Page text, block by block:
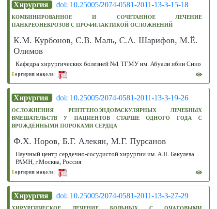
Хирургия doi: 10.25005/2074-0581-2011-13-3-15-18
КОМБИНИРОВАННОЕ И СОЧЕТАННОЕ ЛЕЧЕНИЕ
ПАНКРЕОНЕКРОЗОВ С ПРОФИЛАКТИКОЙ ОСЛОЖНЕНИЙ
К.М. Курбонов, С.В. Маль, С.А. Шарифов, М.Ё.
Олимов
Кафедра хирургических болезней №1 ТГМУ им. Абуали ибни Сино
Боргирии мақола:
Хирургия doi: 10.25005/2074-0581-2011-13-3-19-26
ОСЛОЖНЕНИЯ РЕНТГЕНОЭНДОВАСКУЛЯРНЫХ ЛЕЧЕБНЫХ
ВМЕШАТЕЛЬСТВ У ПАЦИЕНТОВ СТАРШЕ ОДНОГО ГОДА С
ВРОЖДЁННЫМИ ПОРОКАМИ СЕРДЦА
Ф.Х. Норов, Б.Г. Алекян, М.Г. Пурсанов
Научный центр сердечно-сосудистой хирургии им. А.Н. Бакулева
РАМН, г.Москва, Россия
Боргирии мақола:
Хирургия doi: 10.25005/2074-0581-2011-13-3-27-29